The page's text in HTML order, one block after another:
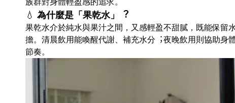
💧 為什麼是「果乾⽔」︖
果乾⽔介於純⽔與果汁之間，⼜感輕盈不甜膩，既能保留
擔。清晨飲⽤能喚醒代謝、補充⽔分︔夜晚飲⽤則協助身
節奏。